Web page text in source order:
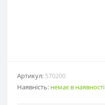
Артикул: 570200
Наявність: немає в наявностi